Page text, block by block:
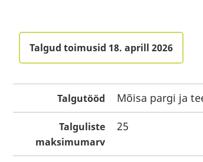
Talgud toimusid 18. aprill 2026
Talgutööd Mõisa pargi ja
Talguliste
maksimumarv
25